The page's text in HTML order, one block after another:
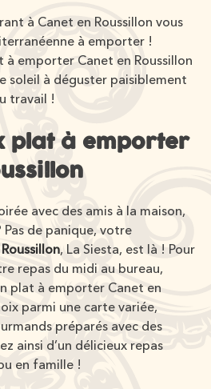
à Canet en Roussillon vous
à emporter !
à emporter Canet en Roussillon
soleil à déguster paisiblement
travail !
plat à emporter
avec des amis à la maison,
de panique, votre
, La Siesta, est là ! Pour
repas du midi au bureau,
plat à emporter Canet en
parmi une carte variée,
préparés avec des
ainsi d’un délicieux repas
en famille !